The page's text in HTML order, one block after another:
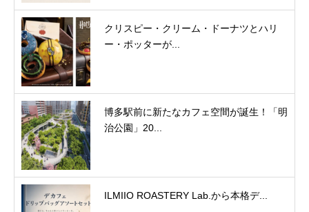
クリスピー・クリーム・ドーナツとハリ
ー・ポッターが...
博多駅前に新たなカフェ空間が誕生！「明
治公園」20...
ILMIIO ROASTERY Lab.から本格デ...